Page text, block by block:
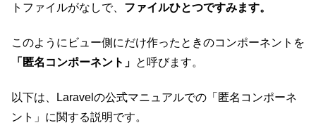
トファイルがなしで、 ファイルひとつですみます。
このようにビュー側にだけ作ったときのコンポーネントを
「匿名コンポーネント」 と呼びます。
以下は、Laravelの公式マニュアルでの「匿名コンポーネ
ント」に関する説明です。